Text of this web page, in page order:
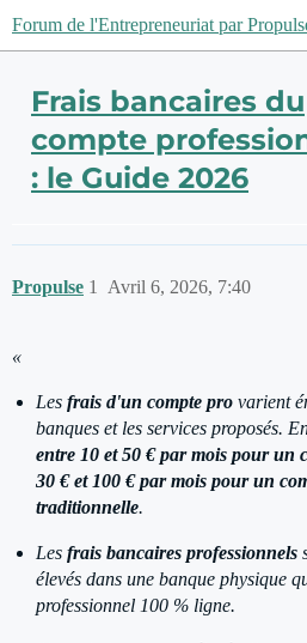
Forum de l'Entrepreneuriat par
Frais bancaires du
compte
: le Guide 2026
Propulse Avril 6, 2026, 7:40
1
«
Les frais d'un compte pro varient
banques et les services proposés.
entre 10 et 50 € par mois pour un
30 € et 100 € par mois pour un
traditionnelle.
Les frais bancaires professionnels
élevés dans une banque physique
professionnel 100 % ligne.